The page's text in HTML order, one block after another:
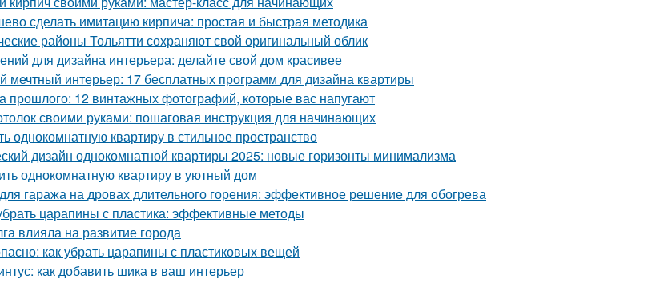
сделать имитацию кирпича: простая и быстрая методика
районы Тольятти сохраняют свой оригинальный облик
для дизайна интерьера: делайте свой дом красивее
мечтный интерьер: 17 бесплатных программ для дизайна квартиры
прошлого: 12 винтажных фотографий, которые вас напугают
своими руками: пошаговая инструкция для начинающих
однокомнатную квартиру в стильное пространство
дизайн однокомнатной квартиры 2025: новые горизонты минимализма
однокомнатную квартиру в уютный дом
гаража на дровах длительного горения: эффективное решение для обогрева
царапины с пластика: эффективные методы
влияла на развитие города
как убрать царапины с пластиковых вещей
как добавить шика в ваш интерьер